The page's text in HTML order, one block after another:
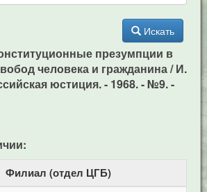
Искать
презумпции в
человека и гражданина / И.
юстиция. - 1968. - №9. -
Филиал (отдел ЦГБ)